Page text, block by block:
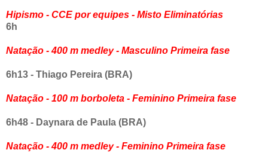
Hipismo - CCE por equipes - Misto Eliminatórias
6h
Natação - 400 m medley - Masculino Primeira fase
6h13 - Thiago Pereira (BRA)
Natação - 100 m borboleta - Feminino Primeira fase
6h48 - Daynara de Paula (BRA)
Natação - 400 m medley - Feminino Primeira fase